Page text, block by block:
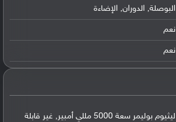
البوصلة, الدوران, الإضاءة
نعم
نعم
ليثيوم بوليمر سعة 5000 مللي أمبير, غير قابلة